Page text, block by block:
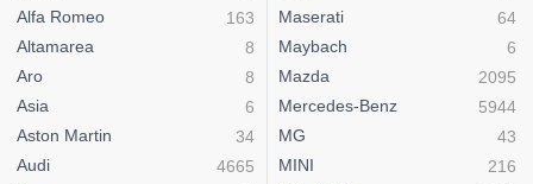
Alfa Romeo
163
Altamarea
8
Aro
8
Asia
6
Aston Martin
34
Audi
4665
Maserati
64
Maybach
6
Mazda
2095
Mercedes-Benz
5944
MG
43
MINI
216